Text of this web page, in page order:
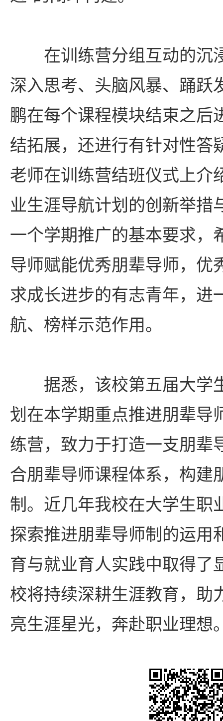
在训练营分组互动的沉
深入思考、头脑风暴、踊跃
鹏在每个课程模块结束之后
结拓展，还进行有针对性答
老师在训练营结班仪式上介
业生涯导航计划的创新举措
一个学期推广的基本要求，
导师赋能优秀朋辈导师，优
求成长进步的有志青年，进
航、榜样示范作用。
据悉，该校第五届大学
划在本学期重点推进朋辈导
练营，致力于打造一支朋辈
合朋辈导师课程体系，构建
制。近几年我校在大学生职
探索推进朋辈导师制的运用
育与就业育人实践中取得了
校将持续深耕生涯教育，助
亮生涯星光，奔赴职业理想